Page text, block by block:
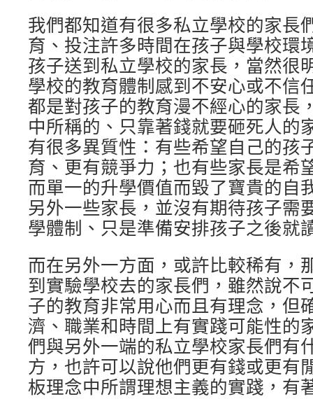
我們都知道有很多私立學校的家長
育、投注許多時間在孩子與學校環
孩子送到私立學校的家長，當然很
學校的教育體制感到不安心或不信
都是對孩子的教育漫不經心的家長
中所稱的、只靠著錢就要砸死人的
有很多異質性：有些希望自己的孩
育、更有競爭力；也有些家長是希
而單一的升學價值而毀了寶貴的自
另外一些家長，並沒有期待孩子需
學體制、只是準備安排孩子之後就
而在另外一方面，或許比較稀有，
到實驗學校去的家長們，雖然說不
子的教育非常用心而且有理念，但
濟、職業和時間上有實踐可能性的
們與另外一端的私立學校家長們有
方，也許可以說他們更有錢或更有
板理念中所謂理想主義的實踐，有